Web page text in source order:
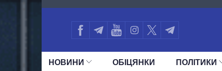
3334
НОВИНИ ОБIЦЯНКИ ПОЛIТИКИ